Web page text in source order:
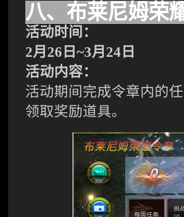
八、布莱尼姆荣
活动时间：
2月26日~3月24日
活动内容：
活动期间完成令章内的
领取奖励道具。